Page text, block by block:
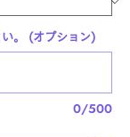
い。 (オプション)
0/500